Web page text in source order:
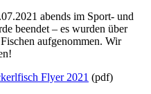
abends im Sport- und
beendet – es wurden über
aufgenommen. Wir
Flyer 2021 (pdf)